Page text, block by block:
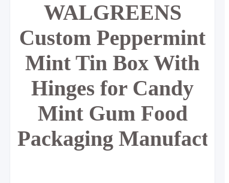
WALGREENS
Custom Peppermint
Mint Tin Box With
Hinges for Candy
Mint Gum Food
Packaging